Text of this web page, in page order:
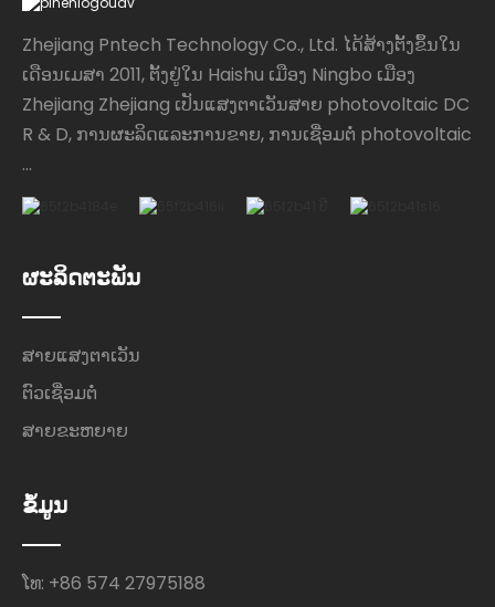
Zhejiang Pntech Technology Co., Ltd. ໄດ້​ສ້າງ​ຕັ້ງ​ຂຶ້ນ​ໃນ​
ເດືອນ​ເມ​ສາ 2011​, ຕັ້ງ​ຢູ່​ໃນ Haishu ເມືອງ Ningbo ເມືອງ
Zhejiang Zhejiang ເປັນ​ແສງ​ຕາ​ເວັນ​ສາຍ photovoltaic DC
R & D​, ການ​ຜະ​ລິດ​ແລະ​ການ​ຂາຍ​, ການ​ເຊື່ອມ​ຕໍ່ photovoltaic
...
ຜະລິດຕະພັນ
ສາຍແສງຕາເວັນ
ຕົວເຊື່ອມຕໍ່
ສາຍຂະຫຍາຍ
ຂໍ້ມູນ
ໂທ: +86 574 27975188